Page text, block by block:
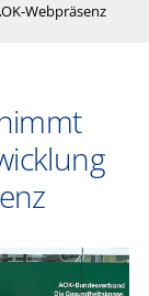
Webpräsenz